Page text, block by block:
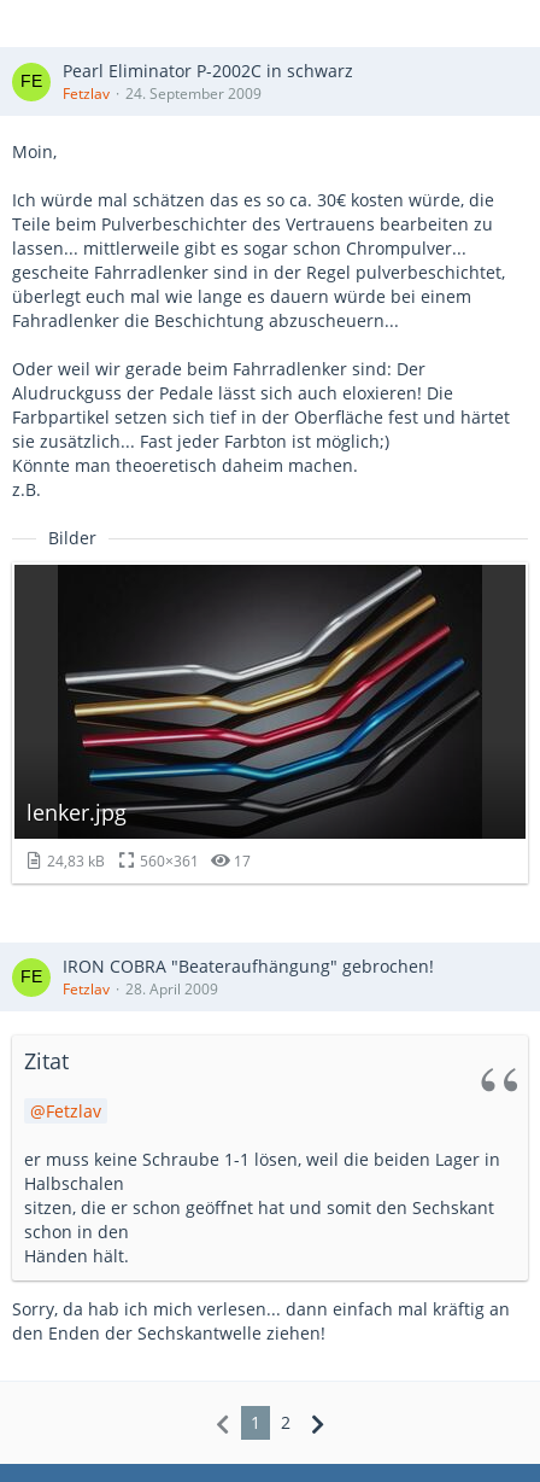
Pearl Eliminator P-2002C in schwarz
Fetzlav 24. September 2009
Moin,
Ich würde mal schätzen das es so ca. 30€ kosten würde, die
Teile beim Pulverbeschichter des Vertrauens bearbeiten zu
lassen... mittlerweile gibt es sogar schon Chrompulver...
gescheite Fahrradlenker sind in der Regel pulverbeschichtet,
überlegt euch mal wie lange es dauern würde bei einem
Fahradlenker die Beschichtung abzuscheuern...
Oder weil wir gerade beim Fahrradlenker sind: Der
Aludruckguss der Pedale lässt sich auch eloxieren! Die
Farbpartikel setzen sich tief in der Oberfläche fest und härtet
sie zusätzlich... Fast jeder Farbton ist möglich;)
Könnte man theoeretisch daheim machen.
z.B.
Bilder
lenker.jpg
24,83 kB 560×361 17
IRON COBRA "Beateraufhängung" gebrochen!
Fetzlav 28. April 2009
Zitat
Fetzlav
er muss keine Schraube 1-1 lösen, weil die beiden Lager in
Halbschalen
sitzen, die er schon geöffnet hat und somit den Sechskant
schon in den
Händen hält.
Sorry, da hab ich mich verlesen... dann einfach mal kräftig an
den Enden der Sechskantwelle ziehen!
1 2